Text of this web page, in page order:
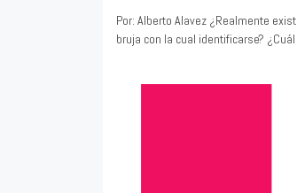
Por: Alberto Alavez ¿Realmente
bruja con la cual identificarse?